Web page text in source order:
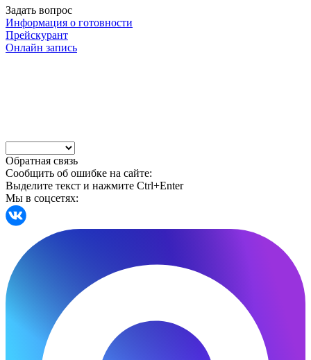
Задать вопрос
Информация о готовности
Прейскурант
Онлайн запись
Обратная связь
Сообщить об ошибке на сайте:
Выделите текст и нажмите Ctrl+Enter
Мы в соцсетях: